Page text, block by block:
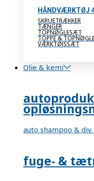
HÅNDVÆRKTØJ
SKRUETRÆKKER
TÆNGER
TOPNØGLESÆT
TOPPE &
VÆRKTØJSSÆT
Olie & kemi
auto shampoo &
fuge- &